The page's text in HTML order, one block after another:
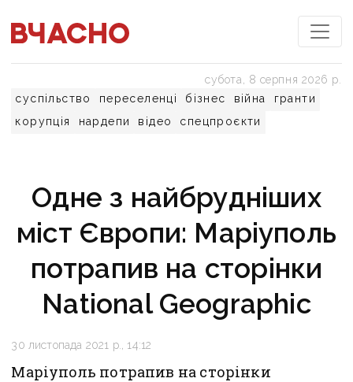
суспільство переселенці бізнес війна
гранти
корупція
нардепи відео спецпроєкти
субота, 8 серпня 2026 р.
Одне з найбрудніших
міст Європи: Маріуполь
потрапив на сторінки
National Geographic
30 листопада 2021 р., 14:12
Маріуполь потрапив на сторінки